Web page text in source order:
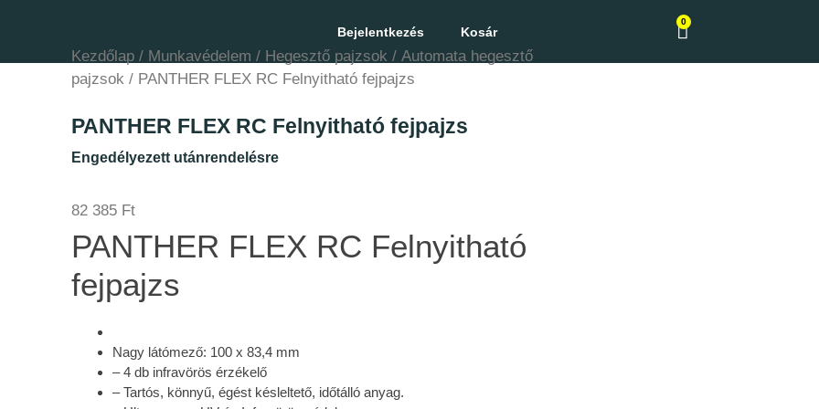
Bejelentkezés Kosár
0
Kezdőlap / Munkavédelem / Hegesztő pajzsok / Automata hegesztő
pajzsok / PANTHER FLEX RC Felnyitható fejpajzs
PANTHER FLEX RC Felnyitható fejpajzs
Engedélyezett utánrendelésre
82 385 Ft
PANTHER FLEX RC Felnyitható
fejpajzs
Nagy látómező: 100 x 83,4 mm
– 4 db infravörös érzékelő
– Tartós, könnyű, égést késleltető, időtálló anyag.